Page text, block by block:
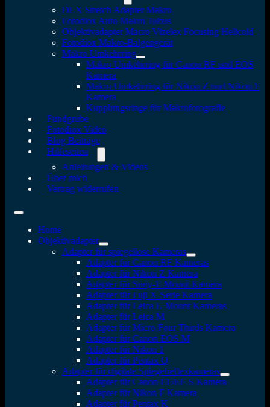
DLX Stretch Adapter Makro
Fotodiox Auto Makro Tubus
Objektivadapter Macro Vizelex Focusing Helicoid
Fotodiox Makro-Balgengerät
Makro Umkehrring
Makro Umkehrring für Canon RF und EOS
Kamera
Makro Umkehrring für Nikon Z und Nikon F
Kamera
Kupplungsringe für Makrofotografie
Fundgrube
Fotodiox Video
Blog Beiträge
Hilfeseiten
Anleitungen & Videos
Über mich
Vertrag widerrufen
Home
Objektivadapter
Adapter für spiegellose Kameras
Adapter für Canon RF Kameras
Adapter für Nikon Z Kamera
Adapter für Sony-E Mount Kamera
Adapter für Fuji X-Serie Kamera
Adapter für Leica L-Mount Kameras
Adapter für Leica M
Adapter für Micro Four Thirds Kamera
Adapter für Canon EOS M
Adapter für Nikon 1
Adapter für Pentax Q
Adapter für digitale Spiegelreflexkameras
Adapter für Canon EF/EF-S Kamera
Adapter für Nikon F Kamera
Adapter für Pentax K